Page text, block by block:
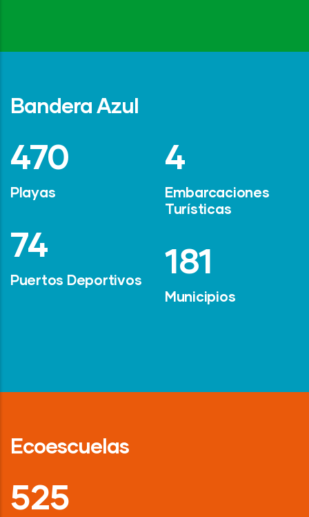
Bandera Azul
642
Playas
101
Puertos Deportivos
6
Embarcaciones
Turísticas
247
Municipios
Ecoescuelas
718